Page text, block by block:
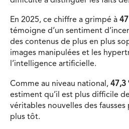
En 2025, ce chiffre a grimpé à
témoigne d’un sentiment
des contenus de plus en plus
images manipulées et les
l’intelligence artificielle.
Comme au niveau national, 47,3
estiment qu’il est plus difficile
véritables nouvelles des
plus tôt.